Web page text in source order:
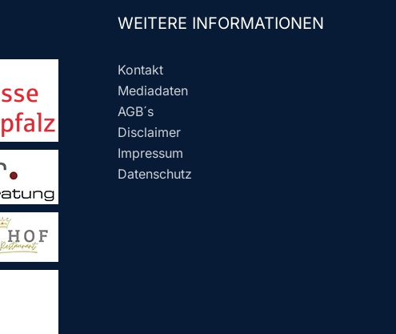
WEITERE INFORMATIONEN
Kontakt
Mediadaten
AGB´s
Disclaimer
Impressum
Datenschutz